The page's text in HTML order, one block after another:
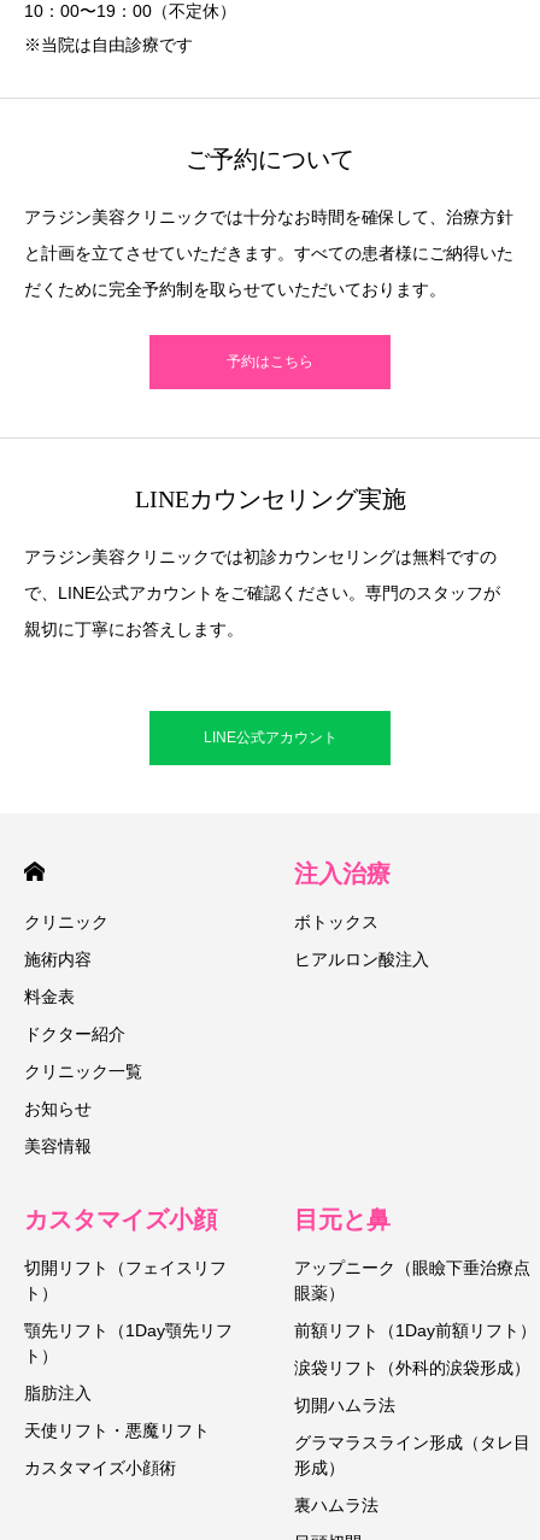
10：00〜19：00（不定休）
※当院は自由診療です
ご予約について
アラジン美容クリニックでは十分なお時間を確保して、治療方針
と計画を立てさせていただきます。すべての患者様にご納得いた
だくために完全予約制を取らせていただいております。
予約はこちら
LINEカウンセリング実施
アラジン美容クリニックでは初診カウンセリングは無料ですの
で、LINE公式アカウントをご確認ください。専門のスタッフが
親切に丁寧にお答えします。
LINE公式アカウント
クリニック
施術内容
料金表
ドクター紹介
クリニック一覧
お知らせ
美容情報
注入治療
ボトックス
ヒアルロン酸注入
カスタマイズ小顔
切開リフト（フェイスリフ
ト）
顎先リフト（1Day顎先リフ
ト）
脂肪注入
天使リフト・悪魔リフト
カスタマイズ小顔術
目元と鼻
アップニーク（眼瞼下垂治療点
眼薬）
前額リフト（1Day前額リフト）
涙袋リフト（外科的涙袋形成）
切開ハムラ法
グラマラスライン形成（タレ目
形成）
裏ハムラ法